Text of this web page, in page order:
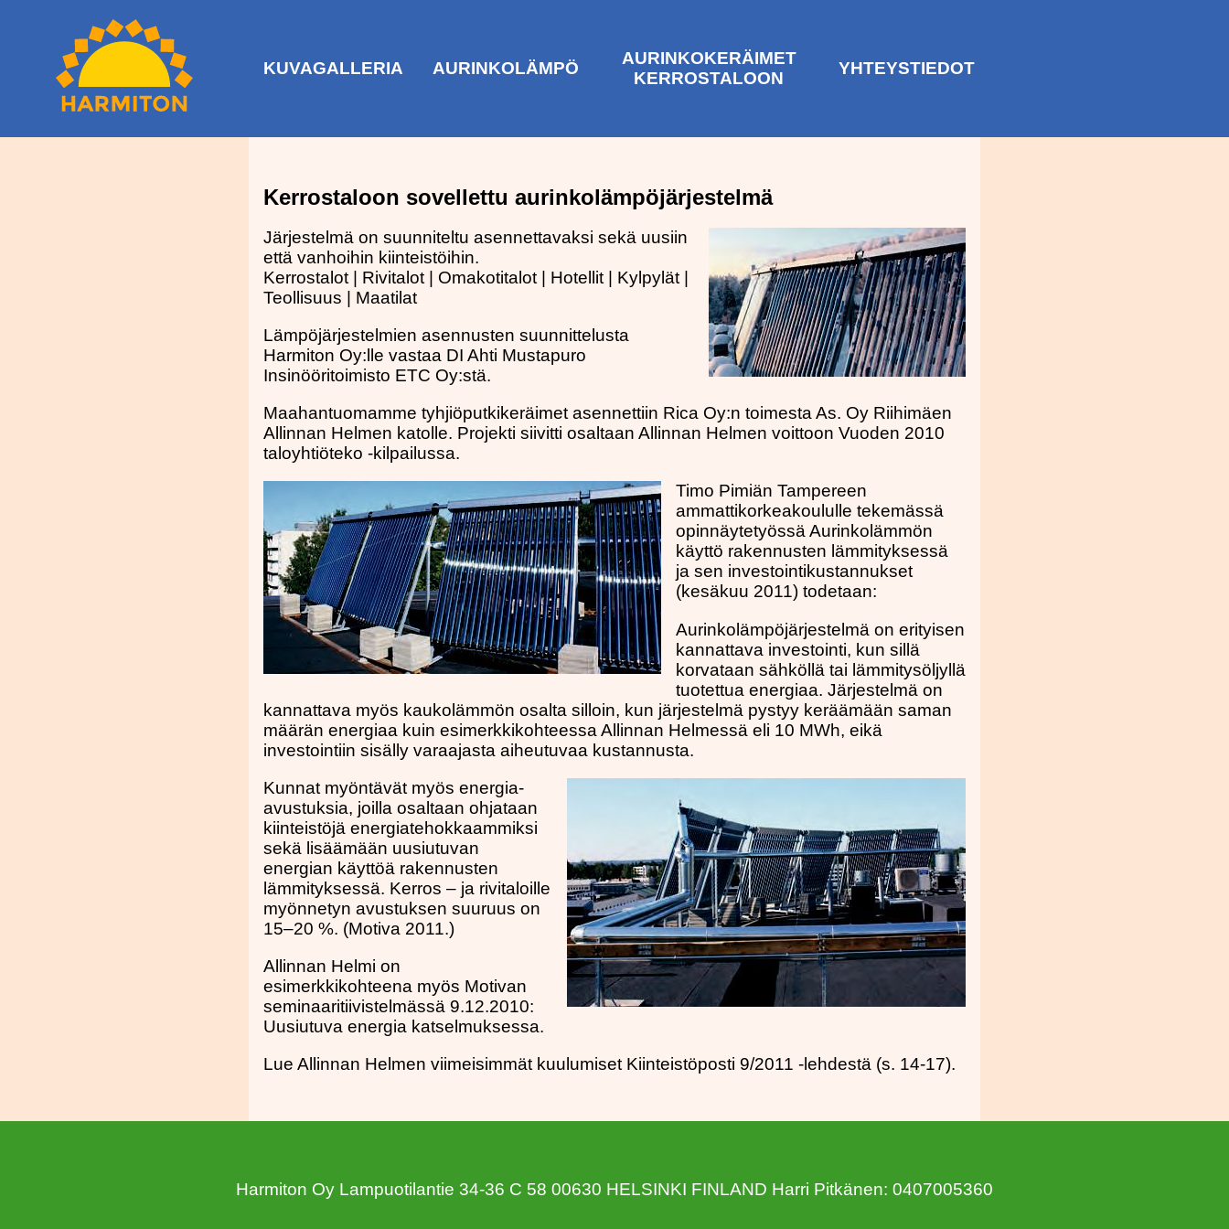
KUVAGALLERIA AURINKOLÄMPÖ
AURINKOKERÄIMET
KERROSTALOON
YHTEYSTIEDOT
Kerrostaloon sovellettu aurinkolämpöjärjestelmä
Järjestelmä on suunniteltu asennettavaksi sekä uusiin
että vanhoihin kiinteistöihin.
Kerrostalot | Rivitalot | Omakotitalot | Hotellit | Kylpylät |
Teollisuus | Maatilat
Lämpöjärjestelmien asennusten suunnittelusta
Harmiton Oy:lle vastaa DI Ahti Mustapuro
Insinööritoimisto ETC Oy:stä.
Maahantuomamme tyhjiöputkikeräimet asennettiin Rica Oy:n toimesta As. Oy Riihimäen
Allinnan Helmen katolle. Projekti siivitti osaltaan Allinnan Helmen voittoon Vuoden 2010
taloyhtiöteko -kilpailussa.
Timo Pimiän Tampereen
ammattikorkeakoululle tekemässä
opinnäytetyössä Aurinkolämmön
käyttö rakennusten lämmityksessä
ja sen investointikustannukset
(kesäkuu 2011) todetaan:
Aurinkolämpöjärjestelmä on erityisen
kannattava investointi, kun sillä
korvataan sähköllä tai lämmitysöljyllä
tuotettua energiaa. Järjestelmä on
kannattava myös kaukolämmön osalta silloin, kun järjestelmä pystyy keräämään saman
määrän energiaa kuin esimerkkikohteessa Allinnan Helmessä eli 10 MWh, eikä
investointiin sisälly varaajasta aiheutuvaa kustannusta.
Kunnat myöntävät myös energia-
avustuksia, joilla osaltaan ohjataan
kiinteistöjä energiatehokkaammiksi
sekä lisäämään uusiutuvan
energian käyttöä rakennusten
lämmityksessä. Kerros – ja rivitaloille
myönnetyn avustuksen suuruus on
15–20 %. (Motiva 2011.)
Allinnan Helmi on
esimerkkikohteena myös Motivan
seminaaritiivistelmässä 9.12.2010:
Uusiutuva energia katselmuksessa.
Lue Allinnan Helmen viimeisimmät kuulumiset Kiinteistöposti 9/2011 -lehdestä (s. 14-17).
Harmiton Oy Lampuotilantie 34-36 C 58 00630 HELSINKI FINLAND Harri Pitkänen: 0407005360